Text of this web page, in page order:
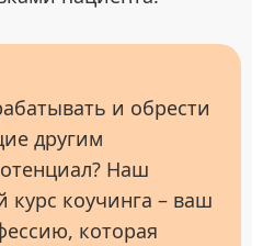
и обрести
другим
Наш
коучинга – ваш
которая